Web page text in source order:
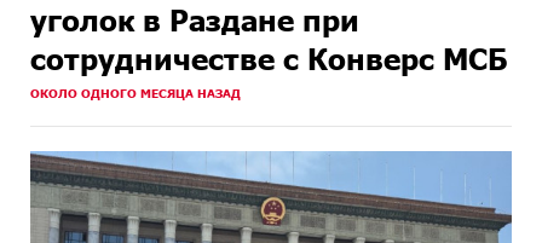
уголок в Раздане при
сотрудничестве с Конверс МСБ
ОКОЛО ОДНОГО МЕСЯЦА НАЗАД